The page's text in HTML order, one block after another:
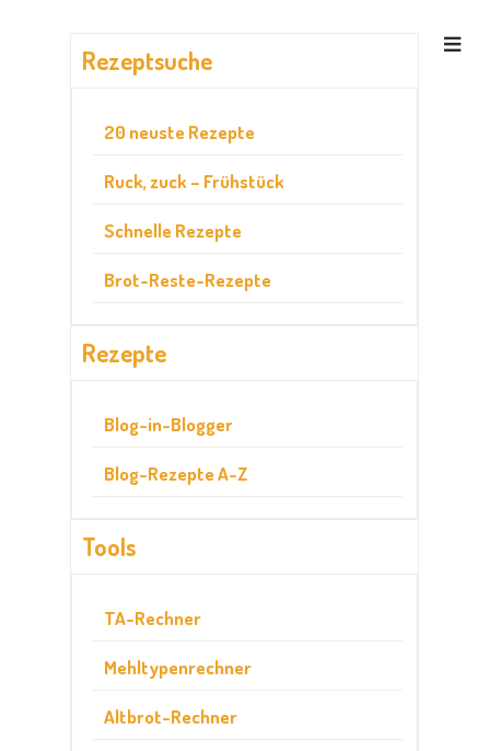
Rezeptsuche
20 neuste Rezepte
Ruck, zuck – Frühstück
Schnelle Rezepte
Brot-Reste-Rezepte
Rezepte
Blog-in-Blogger
Blog-Rezepte A-Z
Tools
TA-Rechner
Mehltypenrechner
Altbrot-Rechner